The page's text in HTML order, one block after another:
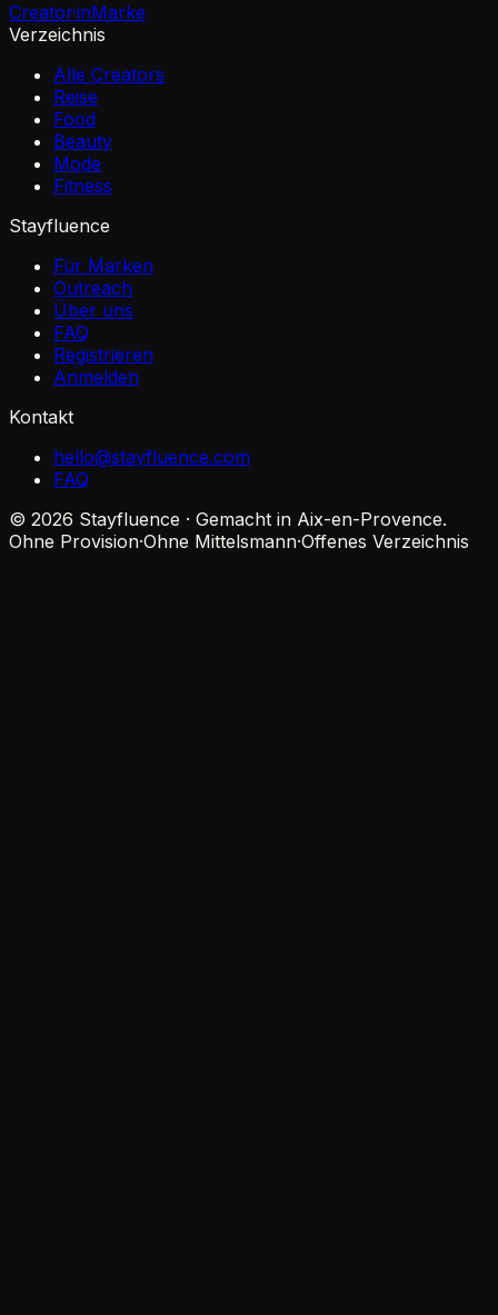
Creator·inMarke
Verzeichnis
Alle Creators
Reise
Food
Beauty
Mode
Fitness
Stayfluence
Für Marken
Outreach
Über uns
FAQ
Registrieren
Anmelden
Kontakt
hello@stayfluence.com
FAQ
© 2026 Stayfluence · Gemacht in Aix-en-Provence.
Ohne Provision·Ohne Mittelsmann·Offenes Verzeichnis